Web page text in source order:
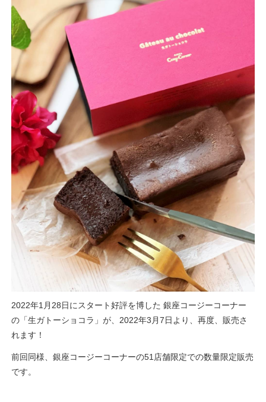
2022年1月28日にスタート好評を博した 銀座コージーコーナー
の「生ガトーショコラ」が、2022年3月7日より、再度、販売さ
れます！
前回同様、銀座コージーコーナーの51店舗限定での数量限定販売
です。